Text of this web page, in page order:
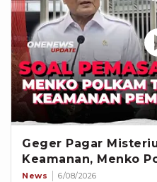
Geger Pagar
Keamanan, Menko
News 6/08/2026